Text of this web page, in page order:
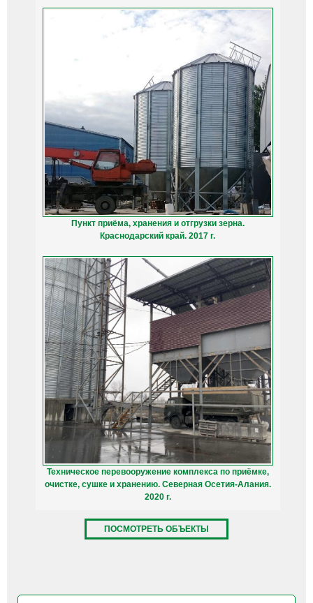
Пункт приёма, хранения и отгрузки зерна.
Краснодарский край. 2017 г.
Техническое перевооружение комплекса по приёмке,
очистке, сушке и хранению. Северная Осетия-Алания.
2020 г.
ПОСМОТРЕТЬ ОБЪЕКТЫ